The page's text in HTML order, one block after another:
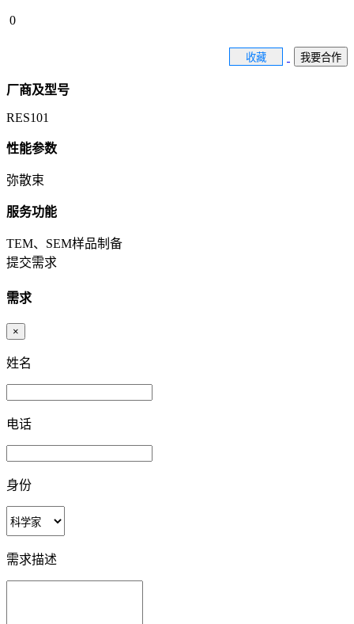
0
收藏 我要合作
厂商及型号
RES101
性能参数
弥散束
服务功能
TEM、SEM样品制备
提交需求
需求
×
姓名
电话
身份
需求描述